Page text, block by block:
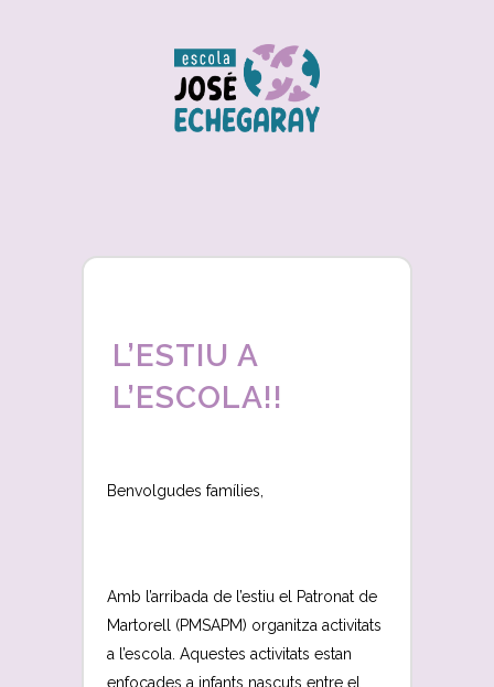
L’ESTIU A
L’ESCOLA!!
Benvolgudes famílies,
Amb l’arribada de l’estiu el Patronat de
Martorell (PMSAPM) organitza activitats
a l’escola. Aquestes activitats estan
enfocades a infants nascuts entre el